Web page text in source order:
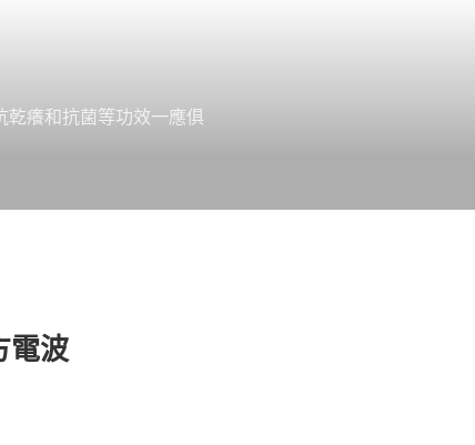
癢和抗菌等功效一應俱
電波